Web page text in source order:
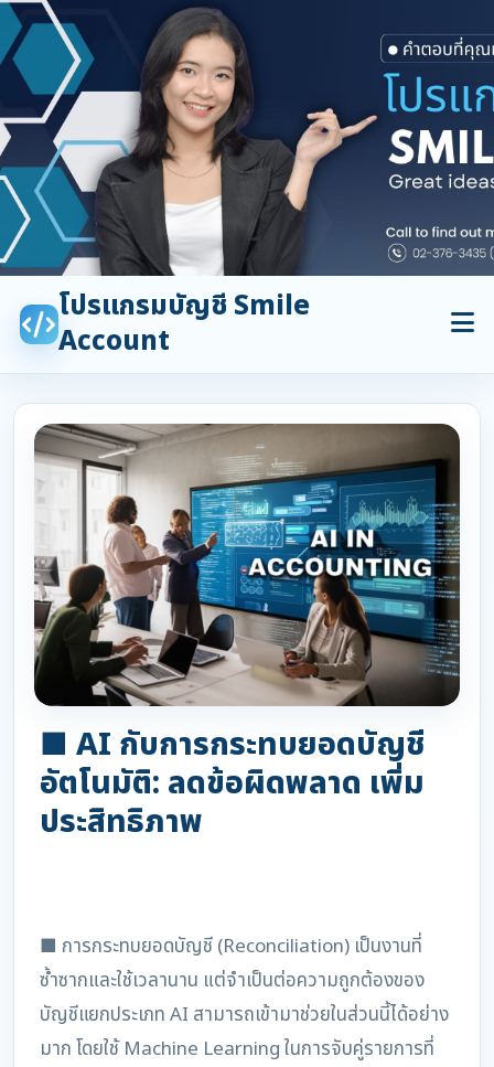
โปรแกรมบัญชี Smile
Account
■ AI กับการกระทบยอดบัญชี
อัตโนมัติ: ลดข้อผิดพลาด เพิ่ม
ประสิทธิภาพ
■ การกระทบยอดบัญชี (Reconciliation) เป็นงานที่
ซ้ำซากและใช้เวลานาน แต่จำเป็นต่อความถูกต้องของ
บัญชีแยกประเภท AI สามารถเข้ามาช่วยในส่วนนี้ได้อย่าง
มาก โดยใช้ Machine Learning ในการจับคู่รายการที่